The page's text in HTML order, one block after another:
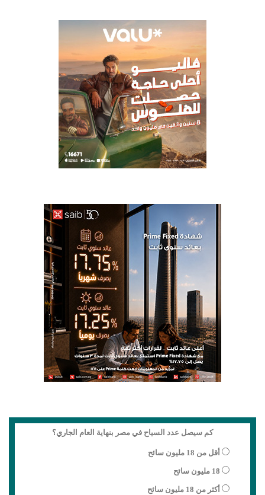
كم سيصل عدد السياح في مصر بنهاية العام الجاري؟
أقل من 18 مليون سائح
18 مليون سائح
أكثر من 18 مليون سائح